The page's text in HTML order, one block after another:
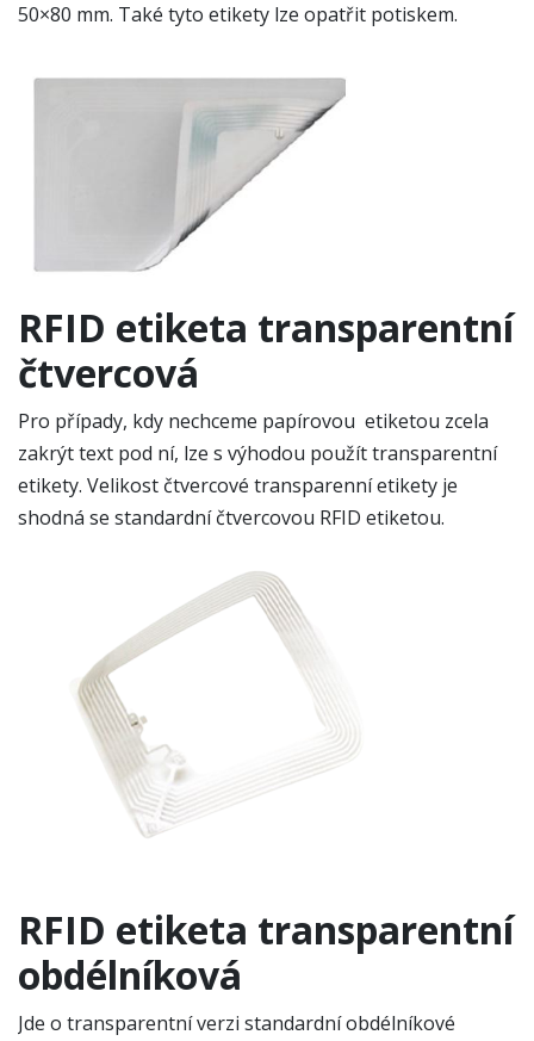
50×80 mm. Také tyto etikety lze opatřit potiskem.
RFID etiketa transparentní
čtvercová
Pro případy, kdy nechceme papírovou etiketou zcela
zakrýt text pod ní, lze s výhodou použít transparentní
etikety. Velikost čtvercové transparenní etikety je
shodná se standardní čtvercovou RFID etiketou.
RFID etiketa transparentní
obdélníková
Jde o transparentní verzi standardní obdélníkové